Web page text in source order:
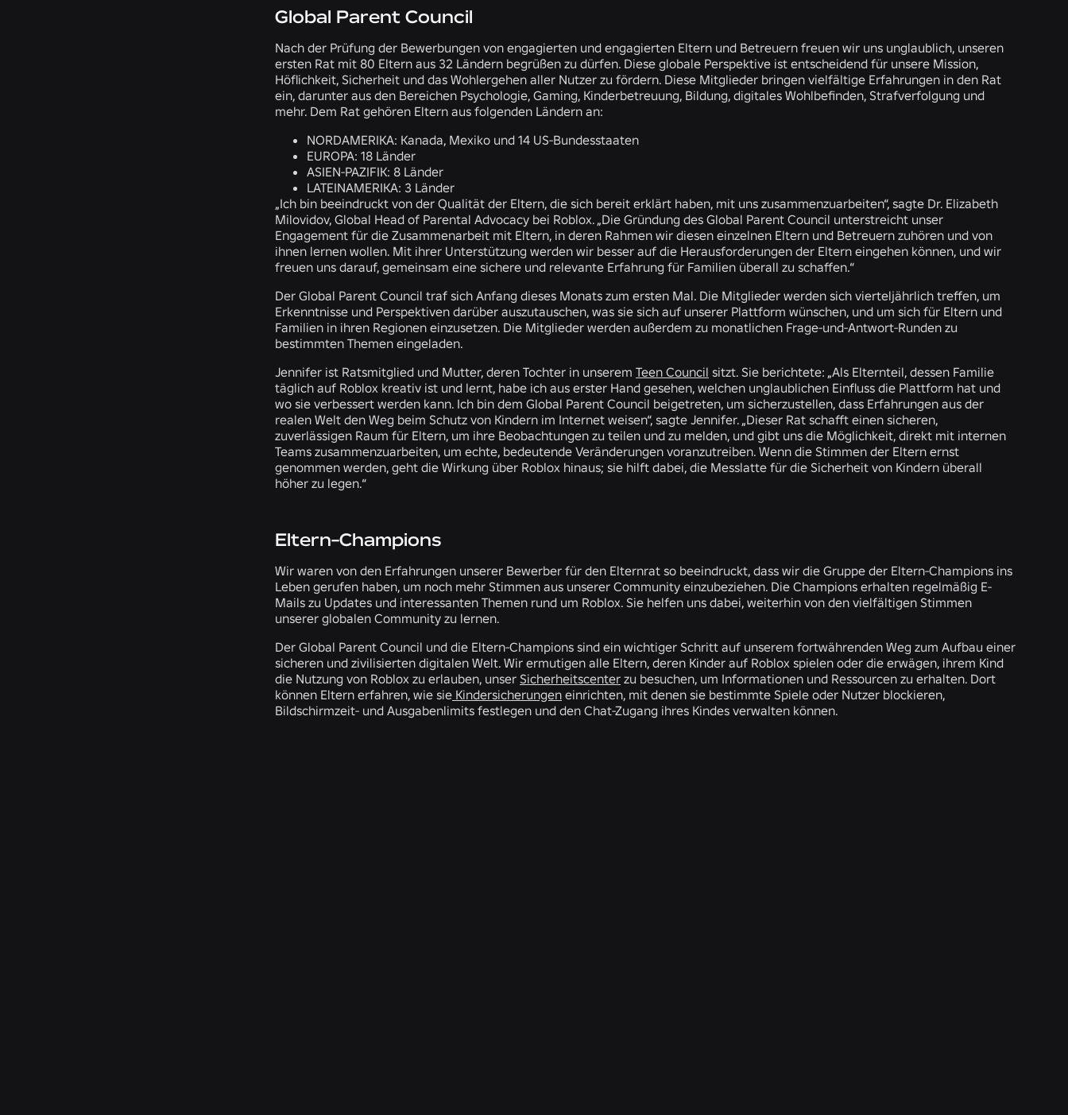
Global Parent Council
Nach der Prüfung der Bewerbungen von engagierten und engagierten Eltern und Betreuern freuen wir uns unglaublich, unseren
ersten Rat mit 80 Eltern aus 32 Ländern begrüßen zu dürfen. Diese globale Perspektive ist entscheidend für unsere Mission,
Höflichkeit, Sicherheit und das Wohlergehen aller Nutzer zu fördern. Diese Mitglieder bringen vielfältige Erfahrungen in den Rat
ein, darunter aus den Bereichen Psychologie, Gaming, Kinderbetreuung, Bildung, digitales Wohlbefinden, Strafverfolgung und
mehr. Dem Rat gehören Eltern aus folgenden Ländern an:
NORDAMERIKA: Kanada, Mexiko und 14 US-Bundesstaaten
EUROPA: 18 Länder
ASIEN-PAZIFIK: 8 Länder
LATEINAMERIKA: 3 Länder
„Ich bin beeindruckt von der Qualität der Eltern, die sich bereit erklärt haben, mit uns zusammenzuarbeiten“, sagte Dr. Elizabeth
Milovidov, Global Head of Parental Advocacy bei Roblox. „Die Gründung des Global Parent Council unterstreicht unser
Engagement für die Zusammenarbeit mit Eltern, in deren Rahmen wir diesen einzelnen Eltern und Betreuern zuhören und von
ihnen lernen wollen. Mit ihrer Unterstützung werden wir besser auf die Herausforderungen der Eltern eingehen können, und wir
freuen uns darauf, gemeinsam eine sichere und relevante Erfahrung für Familien überall zu schaffen.“
Der Global Parent Council traf sich Anfang dieses Monats zum ersten Mal. Die Mitglieder werden sich vierteljährlich treffen, um
Erkenntnisse und Perspektiven darüber auszutauschen, was sie sich auf unserer Plattform wünschen, und um sich für Eltern und
Familien in ihren Regionen einzusetzen. Die Mitglieder werden außerdem zu monatlichen Frage-und-Antwort-Runden zu
bestimmten Themen eingeladen.
Jennifer ist Ratsmitglied und Mutter, deren Tochter in unserem Teen Council sitzt. Sie berichtete: „Als Elternteil, dessen Familie
täglich auf Roblox kreativ ist und lernt, habe ich aus erster Hand gesehen, welchen unglaublichen Einfluss die Plattform hat und
wo sie verbessert werden kann. Ich bin dem Global Parent Council beigetreten, um sicherzustellen, dass Erfahrungen aus der
realen Welt den Weg beim Schutz von Kindern im Internet weisen“, sagte Jennifer. „Dieser Rat schafft einen sicheren,
zuverlässigen Raum für Eltern, um ihre Beobachtungen zu teilen und zu melden, und gibt uns die Möglichkeit, direkt mit internen
Teams zusammenzuarbeiten, um echte, bedeutende Veränderungen voranzutreiben. Wenn die Stimmen der Eltern ernst
genommen werden, geht die Wirkung über Roblox hinaus; sie hilft dabei, die Messlatte für die Sicherheit von Kindern überall
höher zu legen.“
Eltern-Champions
Wir waren von den Erfahrungen unserer Bewerber für den Elternrat so beeindruckt, dass wir die Gruppe der Eltern-Champions ins
Leben gerufen haben, um noch mehr Stimmen aus unserer Community einzubeziehen. Die Champions erhalten regelmäßig E-
Mails zu Updates und interessanten Themen rund um Roblox. Sie helfen uns dabei, weiterhin von den vielfältigen Stimmen
unserer globalen Community zu lernen.
Der Global Parent Council und die Eltern-Champions sind ein wichtiger Schritt auf unserem fortwährenden Weg zum Aufbau einer
sicheren und zivilisierten digitalen Welt. Wir ermutigen alle Eltern, deren Kinder auf Roblox spielen oder die erwägen, ihrem Kind
die Nutzung von Roblox zu erlauben, unser Sicherheitscenter zu besuchen, um Informationen und Ressourcen zu erhalten. Dort
können Eltern erfahren, wie sie Kindersicherungen einrichten, mit denen sie bestimmte Spiele oder Nutzer blockieren,
Bildschirmzeit- und Ausgabenlimits festlegen und den Chat-Zugang ihres Kindes verwalten können.